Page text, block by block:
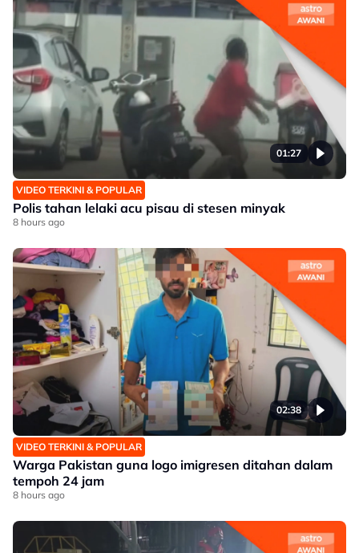
01:27
VIDEO TERKINI & POPULAR
Polis tahan lelaki acu pisau di stesen minyak
8 hours ago
02:38
VIDEO TERKINI & POPULAR
Warga Pakistan guna logo imigresen ditahan dalam
tempoh 24 jam
8 hours ago